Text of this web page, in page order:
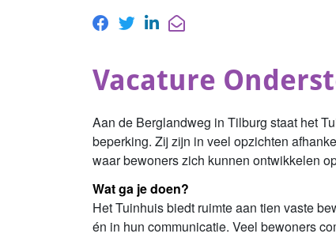
Vacature
Aan de Berglandweg in Tilburg staat het
beperking. Zij zijn in veel opzichten
waar bewoners zich kunnen ontwikkelen
Wat ga je doen?
Het Tuinhuis biedt ruimte aan tien vaste
én in hun communicatie. Veel bewoners